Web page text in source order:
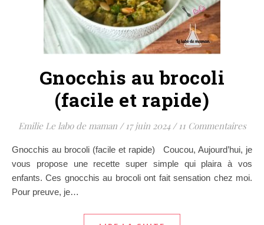
Gnocchis au brocoli
(facile et rapide)
Emilie Le labo de maman / 17 juin 2024 / 11 Commentaires
Gnocchis au brocoli (facile et rapide) Coucou, Aujourd’hui, je
vous propose une recette super simple qui plaira à vos
enfants. Ces gnocchis au brocoli ont fait sensation chez moi.
Pour preuve, je…